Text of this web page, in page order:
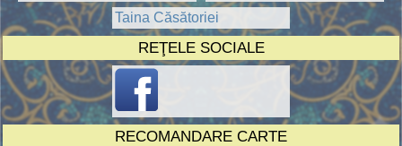
Taina Căsătoriei
REŢELE SOCIALE
RECOMANDARE CARTE